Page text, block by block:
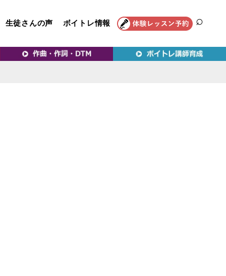
イトレ教室｜VERY MERRY
生徒さんの声 ボイトレ情報